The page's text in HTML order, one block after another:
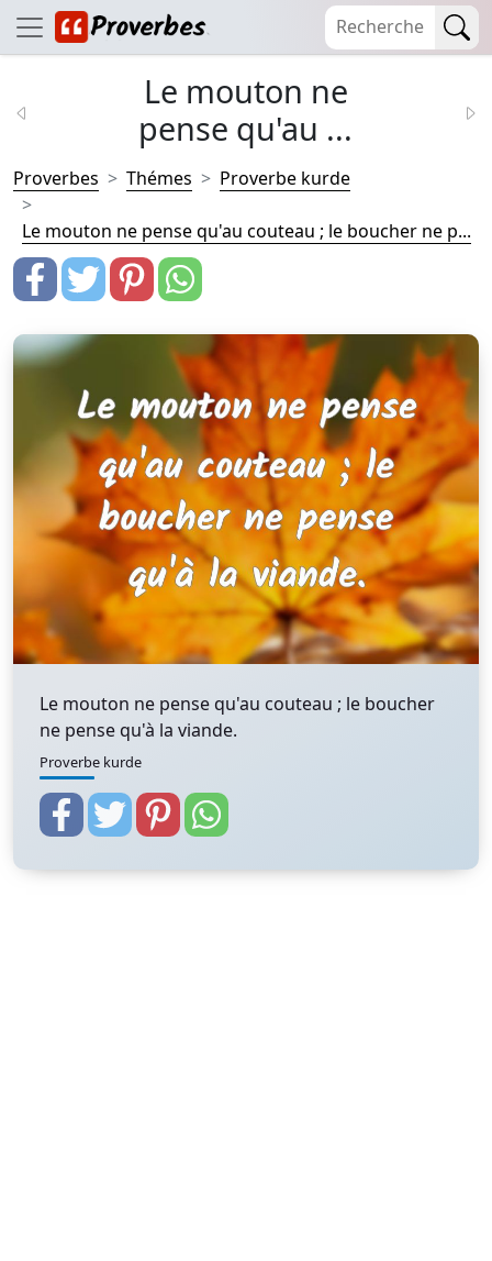
Le mouton ne
pense qu'au ...
Proverbes Thémes Proverbe kurde
Le mouton ne pense qu'au couteau ; le boucher ne p...
Le mouton ne pense qu'au couteau ; le boucher
ne pense qu'à la viande.
Proverbe kurde